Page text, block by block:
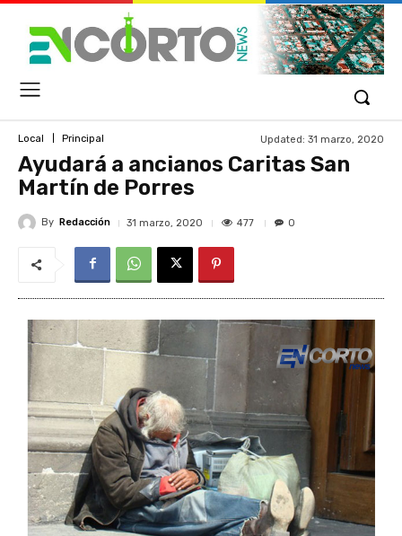
Local Principal Updated: 31 marzo, 2020
Ayudará a ancianos Caritas San
Martín de Porres
By Redacción 31 marzo, 2020 477 0